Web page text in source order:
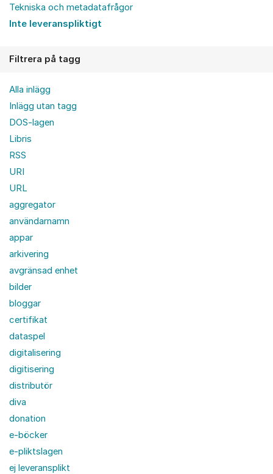
Tekniska och metadatafrågor
Inte leveranspliktigt
Filtrera på tagg
Alla inlägg
Inlägg utan tagg
DOS-lagen
Libris
RSS
URI
URL
aggregator
användarnamn
appar
arkivering
avgränsad enhet
bilder
bloggar
certifikat
dataspel
digitalisering
digitisering
distributör
diva
donation
e-böcker
e-pliktslagen
ej leveransplikt